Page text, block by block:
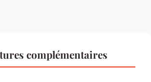
complémentaires